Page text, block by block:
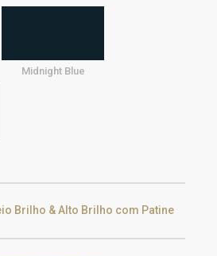
Midnight Blue
Brilho & Alto Brilho com Patine